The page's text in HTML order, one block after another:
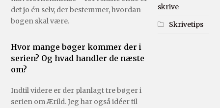
det jo én selv, der bestemmer, hvordan
bogen skal være.
Hvor mange bøger kommer der i
serien? Og hvad handler de næste
om?
Indtil videre er der planlagt tre bøger i
serien om Ærild. Jeg har også idéer til
skrive
Skrivetips